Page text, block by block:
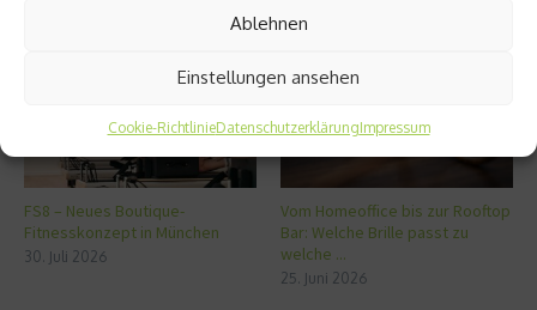
Ablehnen
Einstellungen ansehen
Cookie-RichtlinieDatenschutzerklärungImpressum
FS8 – Neues Boutique-
Fitnesskonzept in München
30. Juli 2026
Vom Homeoffice bis zur Rooftop
Bar: Welche Brille passt zu
welche ...
25. Juni 2026